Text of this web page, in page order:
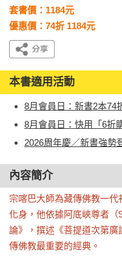
套書價：1184元
優惠價：74折 1184元
本書適用活動
8月會員日：新書2本74
8月會員日：快用「6折
2026周年慶／新書強勢
內容簡介
宗喀巴大師為藏傳佛教一
化身，他依據阿底峽尊者（
論》，撰述《菩提道次第
傳佛教最重要的經典。